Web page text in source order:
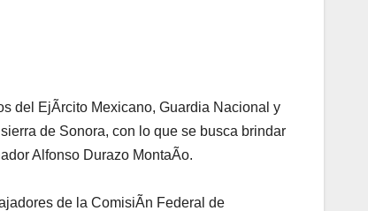
del EjÃrcito Mexicano, Guardia Nacional y
de Sonora, con lo que se busca brindar
Alfonso Durazo MontaÃo.
de la ComisiÃn Federal de